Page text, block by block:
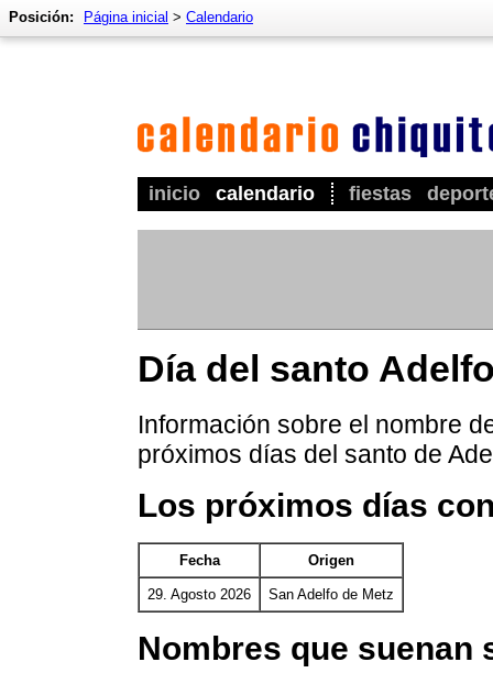
inicio calendario fiestas
Posición: Página inicial > Calendario
Día del santo
Información sobre el nombre
próximos días del santo de
Los próximos días
Fecha Origen
29. Agosto 2026 San Adelfo de Metz
Nombres que suenan